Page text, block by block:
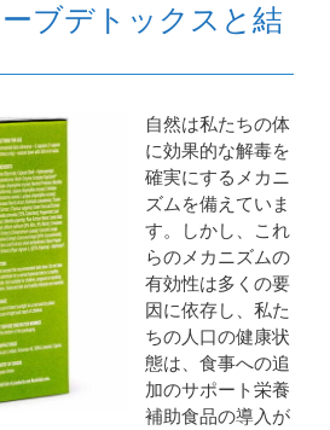
ブデトックスと結
自然は私たちの体
に効果的な解毒を
確実にするメカニ
ズムを備えていま
す。しかし、これ
らのメカニズムの
有効性は多くの要
因に依存し、私た
ちの人口の健康状
態は、食事への追
加のサポート栄養
補助食品の導入が